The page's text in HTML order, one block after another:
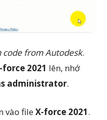
code from Autodesk.
force 2021 lên, nhớ
administrator.
vào fileX-force 2021.